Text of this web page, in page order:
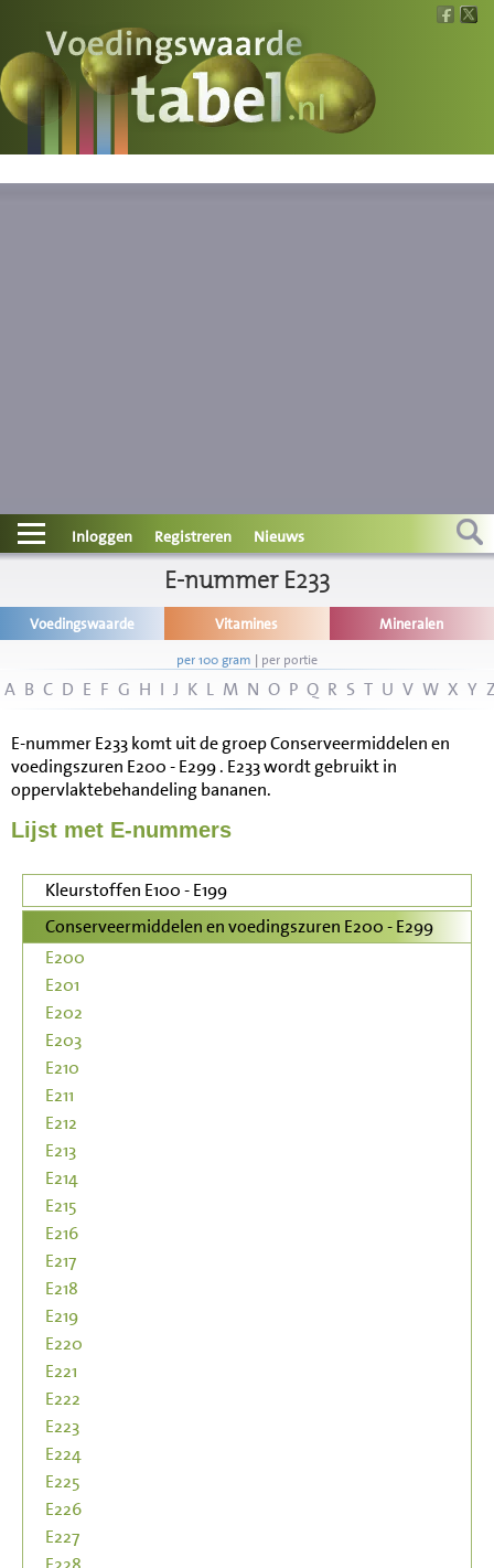
Voedingswaarde
Wat is wat?
Contact
Disclaimer
Inloggen Registreren Nieuws
E-nummer E233
Voedingswaarde Vitamines Mineralen
per 100 gram | per portie
A B C D E F G H I J K L M N O P Q R S T U V W X Y
E-nummer E233 komt uit de groep Conserveermiddelen en
voedingszuren E200 - E299 . E233 wordt gebruikt in
oppervlaktebehandeling bananen.
Lijst met E-nummers
Kleurstoffen E100 - E199
Conserveermiddelen en voedingszuren E200 - E299
E200
E201
E202
E203
E210
E211
E212
E213
E214
E215
E216
E217
E218
E219
E220
E221
E222
E223
E224
E225
E226
E227